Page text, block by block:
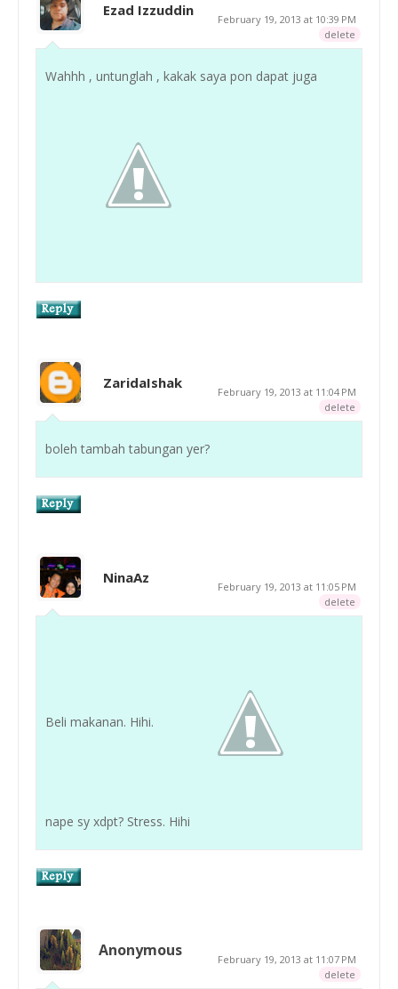
Ezad Izzuddin
February 19, 2013 at 10:39 PM
delete
Wahhh , untunglah , kakak saya pon dapat juga
ZaridaIshak
February 19, 2013 at 11:04 PM
delete
boleh tambah tabungan yer?
NinaAz
February 19, 2013 at 11:05 PM
delete
Beli makanan. Hihi.
nape sy xdpt? Stress. Hihi
Anonymous
February 19, 2013 at 11:07 PM
delete